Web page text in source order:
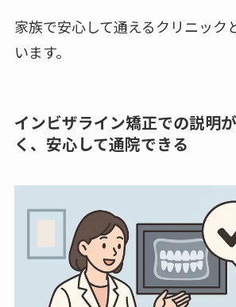
家族で安心して通えるクリニック
います。
インビザライン矯正での説明
く、安心して通院できる